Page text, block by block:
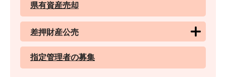
県有資産売却
差押財産公売
指定管理者の募集